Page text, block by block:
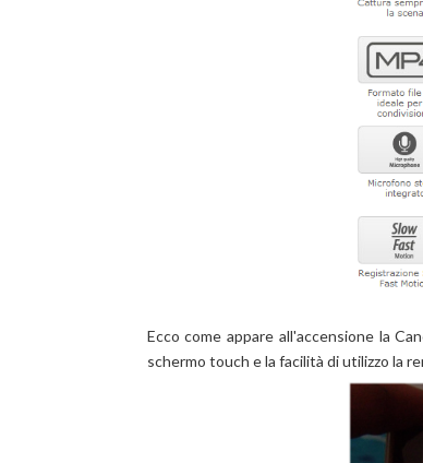
Ecco come appare all'accensione la
schermo touch e la facilità di utilizzo la